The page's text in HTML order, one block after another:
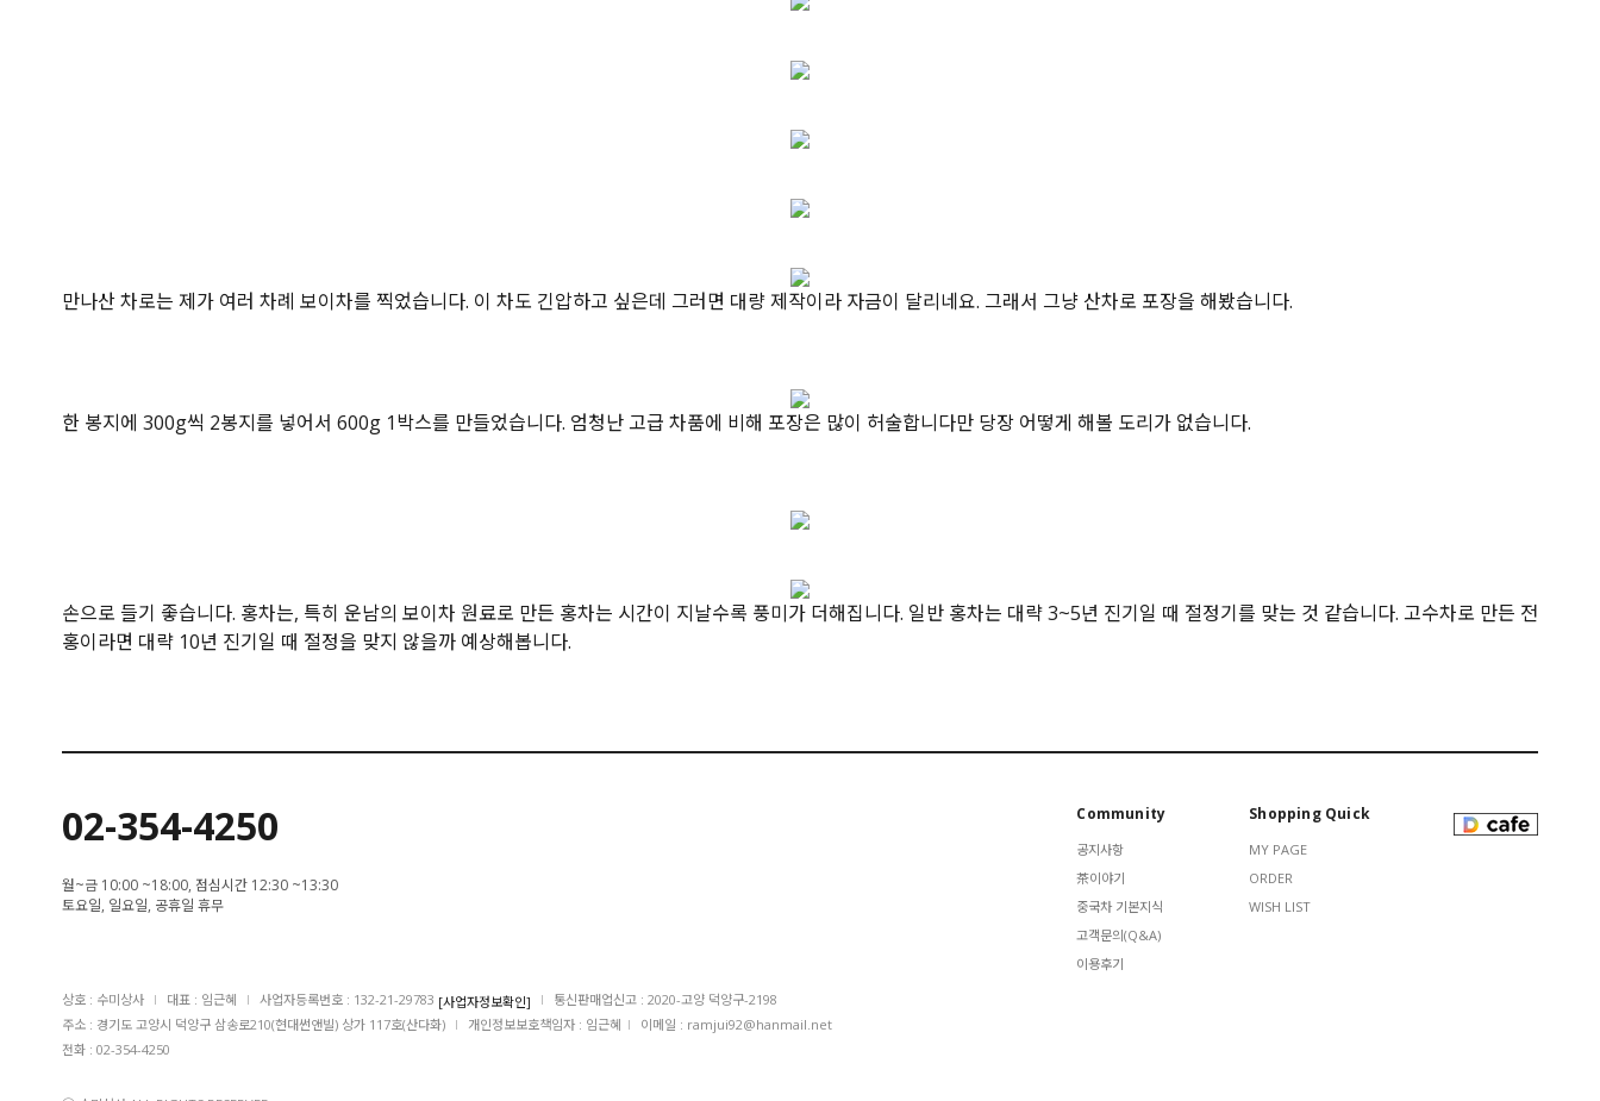
만나산 차로는 제가 여러 차례 보이차를 찍었습니다. 이 차도 긴압하고 싶은데 그러면 대량 제작이라 자금이 달리네요. 그래서 그냥 산차로 포장을 해봤습니다.
한 봉지에 300g씩 2봉지를 넣어서 600g 1박스를 만들었습니다. 엄청난 고급 차품에 비해 포장은 많이 허술합니다만 당장 어떻게 해볼 도리가 없습니다.
손으로 들기 좋습니다. 홍차는, 특히 운남의 보이차 원료로 만든 홍차는 시간이 지날수록 풍미가 더해집니다. 일반 홍차는 대략 3~5년 진기일 때 절정기를 맞는 것 같습니다. 고수차로 만든 전
홍이라면 대략 10년 진기일 때 절정을 맞지 않을까 예상해봅니다.
02-354-4250
월~금 10:00 ~18:00, 점심시간 12:30 ~13:30
토요일, 일요일, 공휴일 휴무
상호 : 수미상사 I 대표 : 임근혜 I 사업자등록번호 : 132-21-29783 [사업자정보확인] I
통신판매업신고 : 2020-고양 덕양구-2198
주소 : 경기도 고양시 덕양구 삼송로210(현대썬앤빌) 상가 117호(산다화) I 개인정보보호책임자 : 임근혜 I
이메일 : ramjui92@hanmail.net
전화 : 02-354-4250
Community
공지사항
茶이야기
중국차 기본지식
고객문의(Q&A)
이용후기
Shopping Quick
MY PAGE
ORDER
WISH LIST